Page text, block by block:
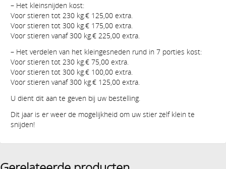
– Het kleinsnijden kost:
Voor stieren tot 230 kg.€ 125,00 extra.
Voor stieren tot 300 kg.€ 175,00 extra.
Voor stieren vanaf 300 kg.€ 225,00 extra.
– Het verdelen van het kleingesneden rund in 7 porties kost:
Voor stieren tot 230 kg.€ 75,00 extra.
Voor stieren tot 300 kg.€ 100,00 extra.
Voor stieren vanaf 300 kg.€ 125,00 extra.
U dient dit aan te geven bij uw bestelling.
Dit jaar is er weer de mogelijkheid om uw stier zelf klein te
snijden!